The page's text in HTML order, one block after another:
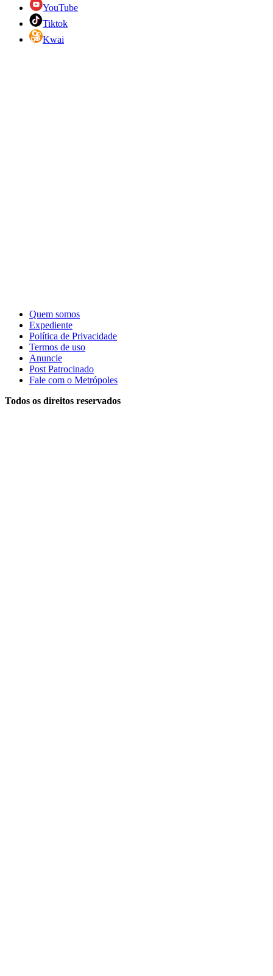
YouTube
Tiktok
Kwai
Quem somos
Expediente
Política de Privacidade
Termos de uso
Anuncie
Post Patrocinado
Fale com o Metrópoles
Todos os direitos reservados